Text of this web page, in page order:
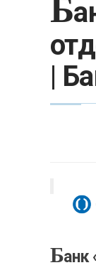
Б
|
Банк